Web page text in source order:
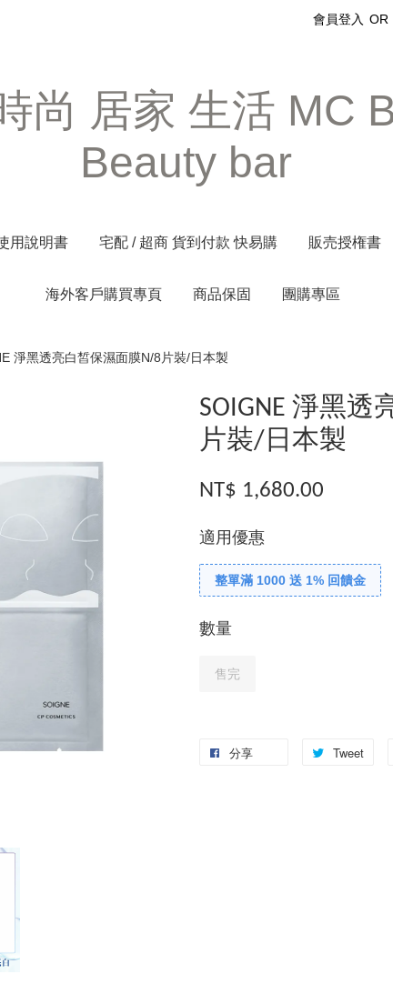
會員登入 OR
尚 居家 生活 MC
Beauty bar
用說明書 宅配 / 超商 貨到付款 快易購 販売授権書
海外客戶購買專頁 商品保固 團購專區
淨黑透亮白皙保濕面膜N/8片裝/日本製
SOIGNE 淨黑
片裝/日本製
NT$ 1,680.00
適用優惠
整單滿 1000 送 1% 回饋金
數量
售完
分享 Tweet